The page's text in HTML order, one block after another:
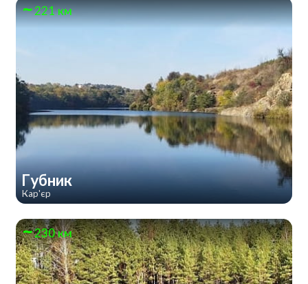
221 км
Губник
Кар'єр
230 км